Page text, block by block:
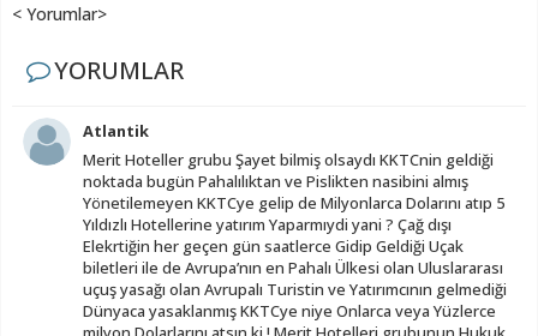
< Yorumlar>
YORUMLAR
Atlantik
Merit Hoteller grubu Şayet bilmiş olsaydı KKTCnin geldiği
noktada bugün Pahalılıktan ve Pislikten nasibini almış
Yönetilemeyen KKTCye gelip de Milyonlarca Dolarını atıp 5
Yıldızlı Hotellerine yatırım Yaparmıydi yani ? Çağ dışı
Elekrtiğin her geçen gün saatlerce Gidip Geldiği Uçak
biletleri ile de Avrupa’nın en Pahalı Ülkesi olan Uluslararası
uçuş yasağı olan Avrupalı Turistin ve Yatırımcının gelmediği
Dünyaca yasaklanmış KKTCye niye Onlarca veya Yüzlerce